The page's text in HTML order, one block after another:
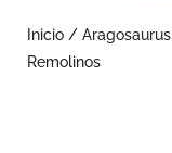
Inicio / Aragosaurus
Remolinos